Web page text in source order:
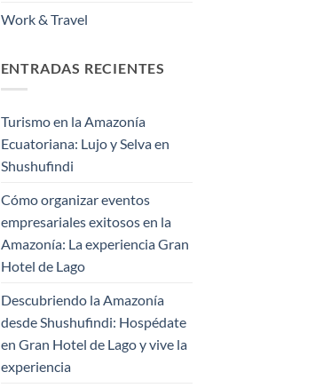
Work & Travel
ENTRADAS RECIENTES
Turismo en la Amazonía
Ecuatoriana: Lujo y Selva en
Shushufindi
Cómo organizar eventos
empresariales exitosos en la
Amazonía: La experiencia Gran
Hotel de Lago
Descubriendo la Amazonía
desde Shushufindi: Hospédate
en Gran Hotel de Lago y vive la
experiencia